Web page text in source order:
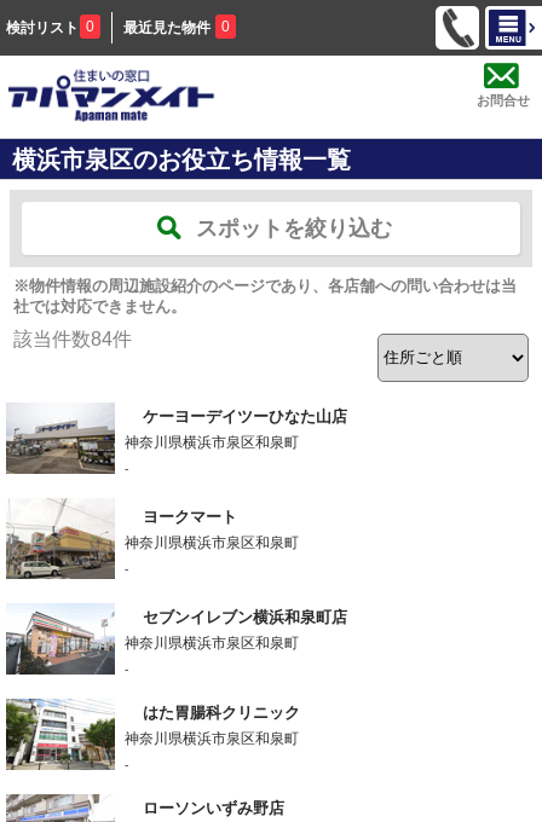
検討リスト 0 最近見た物件 0
お問合せ
横浜市泉区のお役立ち情報一覧
スポットを絞り込む
※物件情報の周辺施設紹介のページであり、各店舗への問い合わせは当
社では対応できません。
該当件数84件
ケーヨーデイツーひなた山店
神奈川県横浜市泉区和泉町
-
ヨークマート
神奈川県横浜市泉区和泉町
-
セブンイレブン横浜和泉町店
神奈川県横浜市泉区和泉町
-
はた胃腸科クリニック
神奈川県横浜市泉区和泉町
-
ローソンいずみ野店